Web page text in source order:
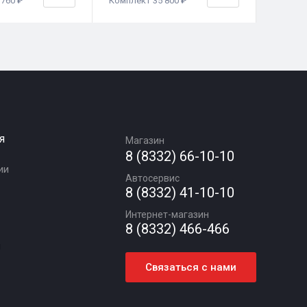
Магазин
8 (8332) 66-10-10
Автосервис
8 (8332) 41-10-10
Интернет-магазин
8 (8332) 466-466
Связаться с нами